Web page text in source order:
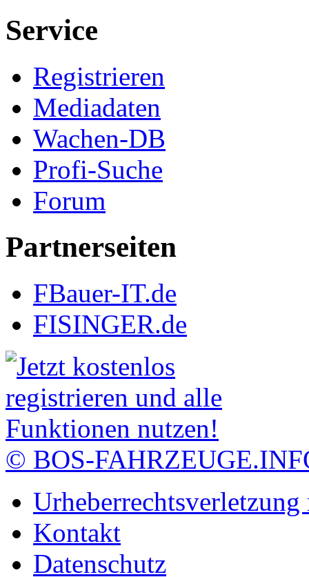
Service
Registrieren
Mediadaten
Wachen-DB
Profi-Suche
Forum
Partnerseiten
FBauer-IT.de
FISINGER.de
© BOS-
Urheberrechtsverletzung
Kontakt
Datenschutz